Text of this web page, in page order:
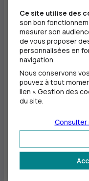
Ce site utilise des
son bon
mesurer son
de vous proposer
personnalisées en
navigation.
Nous conservons
pouvez à tout
lien « Gestion des
du site.
Consulter